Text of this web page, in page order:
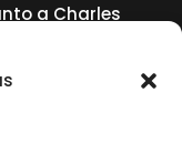
a Charles